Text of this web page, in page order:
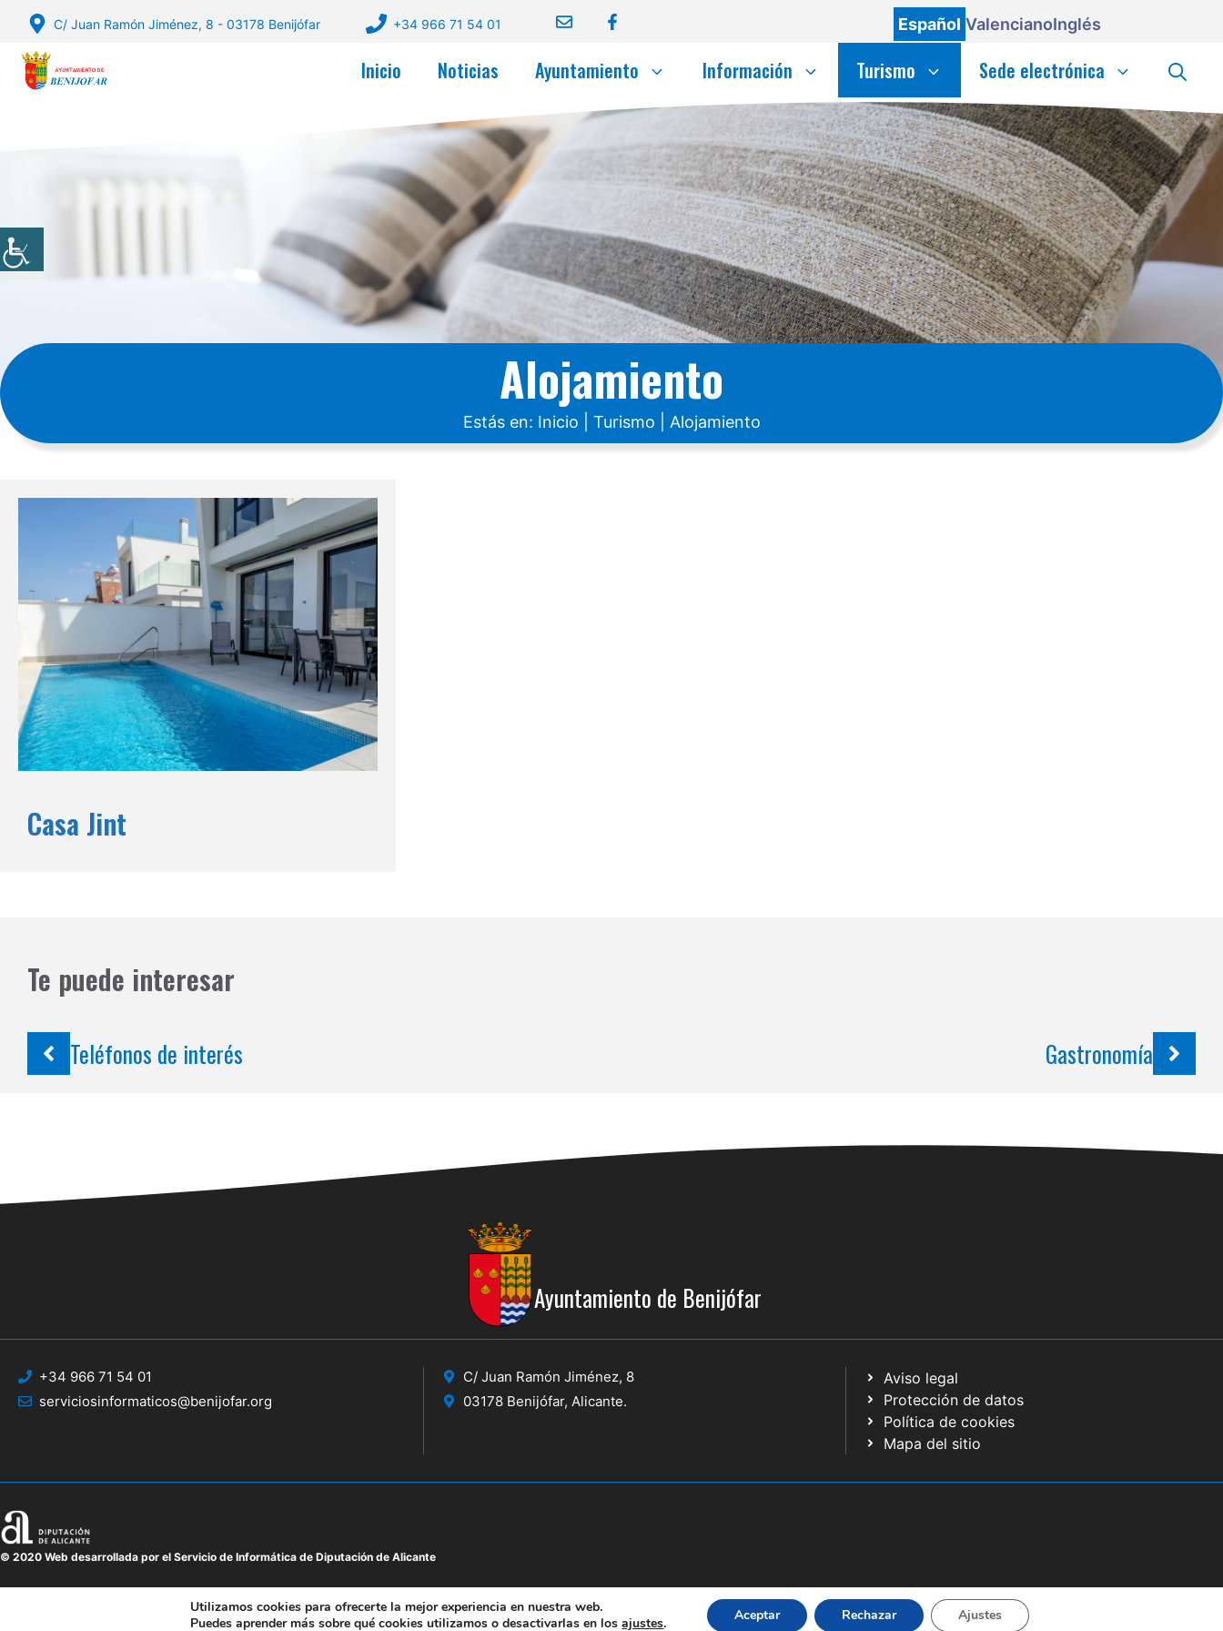
Saltar
contenido
C/ Juan Ramón Jiménez, 8 - 03178 Benijófar +34 966 71 54 01 Español ValencianoInglés
Inicio Noticias Ayuntamiento Información Turismo Sede electrónica
Alojamiento
Estás en: Inicio Turismo Alojamiento
Casa Jint
Te puede interesar
Teléfonos de interés Gastronomía
Ayuntamiento de Benijófar
+34 966 71 54 01
serviciosinformaticos@benijofar.org
C/ Juan Ramón Jiménez, 8
03178 Benijófar, Alicante.
Aviso legal
Protección de datos
Política de cookies
Mapa del sitio
© 2020 Web desarrollada por el Servicio de Informática de Diputación de Alicante
Utilizamos cookies para ofrecerte la mejor experiencia en nuestra web.
Puedes aprender más sobre qué cookies utilizamos o desactivarlas en losajustes. Aceptar Rechazar Ajustes